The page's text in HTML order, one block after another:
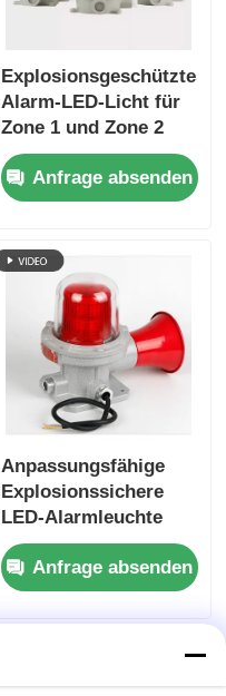
Explosionsgeschütztes
Alarm-LED-Licht für
Zone 1 und Zone 2
Anfrage absenden
Anpassungsfähige
Explosionssichere
LED-Alarmleuchte
Hersteller -
Schnellversand
Anfrage absenden